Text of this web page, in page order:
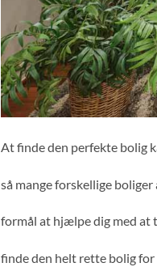
At finde den perfekte bolig
så mange forskellige
formål at hjælpe dig med at
finde den helt rette bolig for